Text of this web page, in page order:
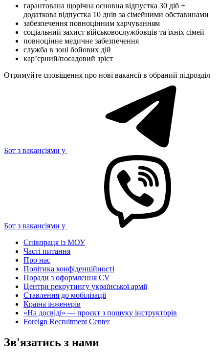
гарантована щорічна основна відпустка 30 діб +
додаткова відпустка 10 днів за сімейними обставинами
забезпечення повноцінним харчуванням
соціальний захист військовослужбовців та їхніх сімей
повноцінне медичне забезпечення
служба в зоні бойових дій
карʼєрний/посадовий зріст
Отримуйте сповіщення про нові вакансії в обраний підрозділ
Бот з вакансіями у
Бот з вакансіями у
Співпраця із МОУ
Часті питання
Про нас
Політика конфіденційності
Поради з оформлення CV
Центри рекрутингу української армії
Ставлення до мобілізації
Країна інженерів
«На досвіді» — проєкт з пошуку інструкторів
Foreign Recruitment Center
Зв'язатись з нами